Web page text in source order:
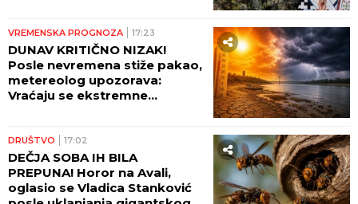
VREMENSKA PROGNOZA 17:23
DUNAV KRITIČNO NIZAK!
Posle nevremena stiže pakao,
metereolog upozorava:
Vraćaju se ekstremne
DRUŠTVO 17:02
DEČJA SOBA IH BILA
PREPUNA! Horor na Avali,
oglasio se Vladica Stanković